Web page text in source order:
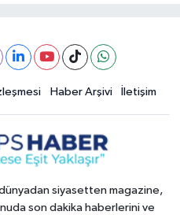
Haber Arşivi İletişim
siyasetten magazine,
son dakika haberlerini ve